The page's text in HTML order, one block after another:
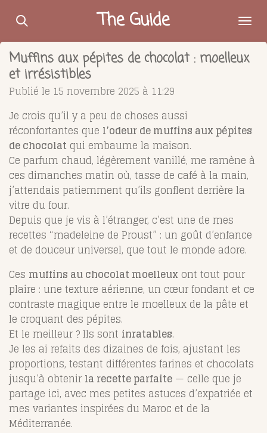
Passer
contenu
principal
The Guide
Muffins aux pépites de chocolat : moelleux
et irrésistibles
Publié le 15 novembre 2025 à 11:29
Je crois qu’il y a peu de choses aussi
réconfortantes que l’odeur de muffins aux pépites
de chocolat qui embaume la maison.
Ce parfum chaud, légèrement vanillé, me ramène à
ces dimanches matin où, tasse de café à la main,
j’attendais patiemment qu’ils gonflent derrière la
vitre du four.
Depuis que je vis à l’étranger, c’est une de mes
recettes “madeleine de Proust” : un goût d’enfance
et de douceur universel, que tout le monde adore.
Ces muffins au chocolat moelleux ont tout pour
plaire : une texture aérienne, un cœur fondant et ce
contraste magique entre le moelleux de la pâte et
le croquant des pépites.
Et le meilleur ? Ils sont inratables.
Je les ai refaits des dizaines de fois, ajustant les
proportions, testant différentes farines et chocolats
jusqu’à obtenirla recette parfaite — celle que je
partage ici, avec mes petites astuces d’expatriée et
mes variantes inspirées du Maroc et de la
Méditerranée.